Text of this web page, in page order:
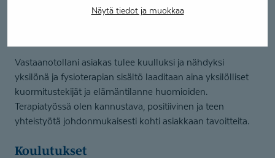
Näytä tiedot ja muokkaa
lähikuntien alueella. Yksilöterapian lisäksi ohjaan
Vastaanotollani asiakas tulee kuulluksi ja nähdyksi
yksilönä ja fysioterapian sisältö laaditaan aina yksilölliset
kuormitustekijät ja elämäntilanne huomioiden.
Terapiatyössä olen kannustava, positiivinen ja teen
yhteistyötä johdonmukaisesti kohti asiakkaan tavoitteita.
Koulutukset